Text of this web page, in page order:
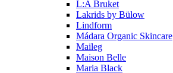
L:A Bruket
Lakrids by Bülow
Lindform
Mádara Organic Skincare
Maileg
Maison Belle
Maria Black